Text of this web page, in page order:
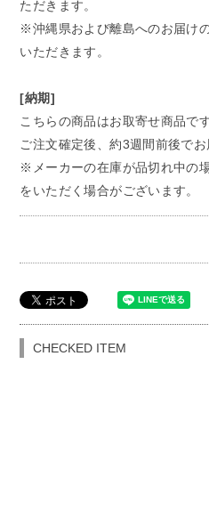
ただきます。
※沖縄県および離島へのお届け
いただきます。
[納期]
こちらの商品はお取寄せ商品です
ご注文確定後、約3週間前後でお
※メーカーの在庫が品切れ中の
をいただく場合がございます。
CHECKED ITEM